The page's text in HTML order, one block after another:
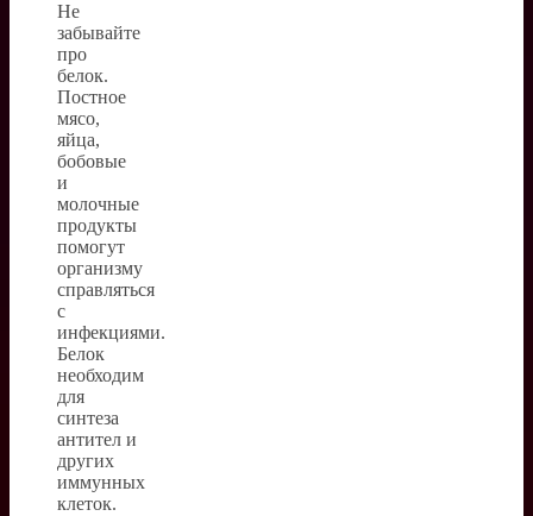
Не
забывайте
про
белок.
Постное
мясо,
яйца,
бобовые
и
молочные
продукты
помогут
организму
справляться
с
инфекциями.
Белок
необходим
для
синтеза
антител и
других
иммунных
клеток.